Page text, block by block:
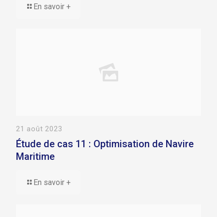
En savoir +
21 août 2023
Étude de cas 11 : Optimisation de Navire
Maritime
En savoir +